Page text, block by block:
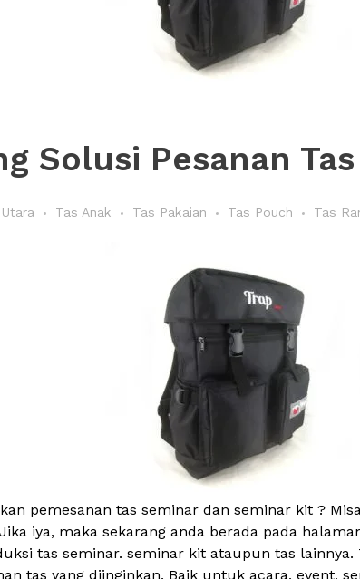
Solusi Pesanan
Tas Anak Tas Pakaian Tas Pouch Tas
pemesanan tas seminar dan seminar kit ?
iya, maka sekarang anda berada pada
tas seminar. seminar kit ataupun tas
tas yang diinginkan. Baik untuk acara, event,